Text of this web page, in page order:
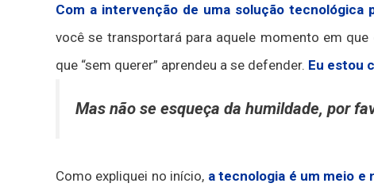
Com a intervenção de uma solução tecnológica
você se transportará para aquele momento em que
que “sem querer” aprendeu a se defender. Eu estou
Mas não se esqueça da humildade, por
Como expliquei no início, a tecnologia é um meio e